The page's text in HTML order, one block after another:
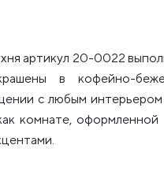
артикул 20-0022
в кофейно-
с любым
комнате,